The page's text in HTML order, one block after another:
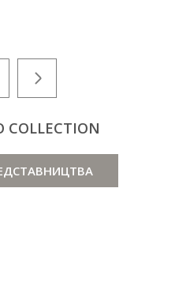
COLLECTION